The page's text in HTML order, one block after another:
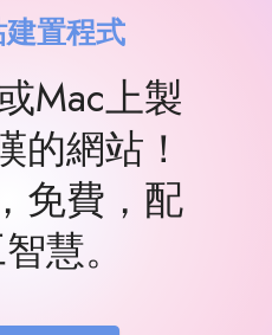
置程式
Mac上製
的網站！
免費，配
慧。